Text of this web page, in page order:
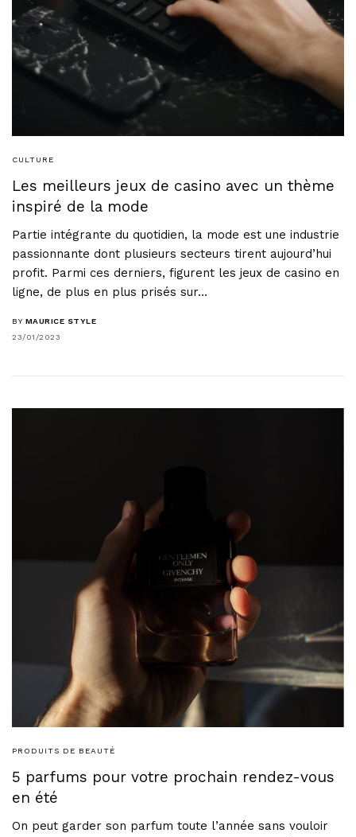
CULTURE
Les meilleurs jeux de casino avec un thème
inspiré de la mode
Partie intégrante du quotidien, la mode est une industrie
passionnante dont plusieurs secteurs tirent aujourd’hui
profit. Parmi ces derniers, figurent les jeux de casino en
ligne, de plus en plus prisés sur…
BY MAURICE STYLE
23/01/2023
PRODUITS DE BEAUTÉ
5 parfums pour votre prochain rendez-vous
en été
On peut garder son parfum toute l’année sans vouloir